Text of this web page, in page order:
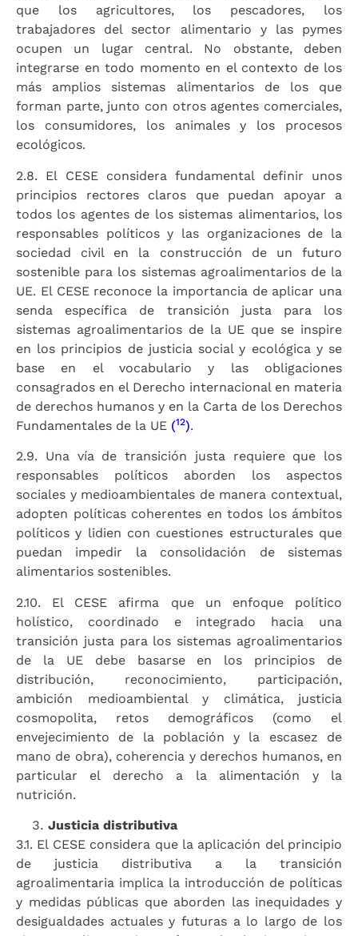
que los agricultores, los pescadores, los
trabajadores del sector alimentario y las pymes
ocupen un lugar central. No obstante, deben
integrarse en todo momento en el contexto de los
más amplios sistemas alimentarios de los que
forman parte, junto con otros agentes comerciales,
los consumidores, los animales y los procesos
ecológicos.
2.8. El CESE considera fundamental definir unos
principios rectores claros que puedan apoyar a
todos los agentes de los sistemas alimentarios, los
responsables políticos y las organizaciones de la
sociedad civil en la construcción de un futuro
sostenible para los sistemas agroalimentarios de la
UE. El CESE reconoce la importancia de aplicar una
senda específica de transición justa para los
sistemas agroalimentarios de la UE que se inspire
en los principios de justicia social y ecológica y se
base en el vocabulario y las obligaciones
consagrados en el Derecho internacional en materia
de derechos humanos y en la Carta de los Derechos
Fundamentales de la UE (12).
2.9. Una vía de transición justa requiere que los
responsables políticos aborden los aspectos
sociales y medioambientales de manera contextual,
adopten políticas coherentes en todos los ámbitos
políticos y lidien con cuestiones estructurales que
puedan impedir la consolidación de sistemas
alimentarios sostenibles.
2.10. El CESE afirma que un enfoque político
holístico, coordinado e integrado hacia una
transición justa para los sistemas agroalimentarios
de la UE debe basarse en los principios de
distribución, reconocimiento, participación,
ambición medioambiental y climática, justicia
cosmopolita, retos demográficos (como el
envejecimiento de la población y la escasez de
mano de obra), coherencia y derechos humanos, en
particular el derecho a la alimentación y la
nutrición.
Justicia distributiva
3.1. El CESE considera que la aplicación del principio
de justicia distributiva a la transición
agroalimentaria implica la introducción de políticas
y medidas públicas que aborden las inequidades y
desigualdades actuales y futuras a lo largo de los